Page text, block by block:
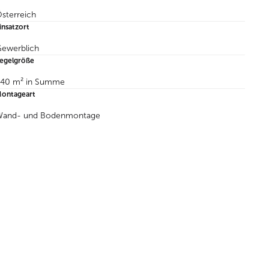
m² in Summe
und Bodenmontage